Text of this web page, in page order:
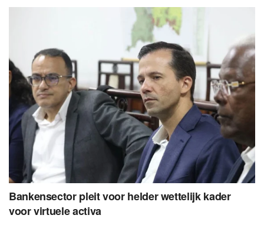
Bankensector pleit voor helder wettelijk kader
voor virtuele activa